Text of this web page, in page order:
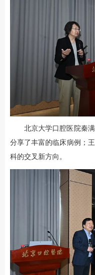
北京大学口腔医院秦
分享了丰富的临床病例；
科的交叉新方向。